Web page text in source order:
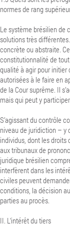
normes de rang
Le système brésilien de
solutions très
concrète ou abstraite.
constitutionnalité de
qualité à agir pour
autorisées à le faire en
de la Cour suprême. Il
mais qui peut y
S’agissant du contrôle
niveau de juridiction – y
individus, dont les droits
aux tribunaux de
juridique brésilien
interfèrent dans les
civiles peuvent
conditions, la décision
parties au procès.
II. L’intérêt du tiers